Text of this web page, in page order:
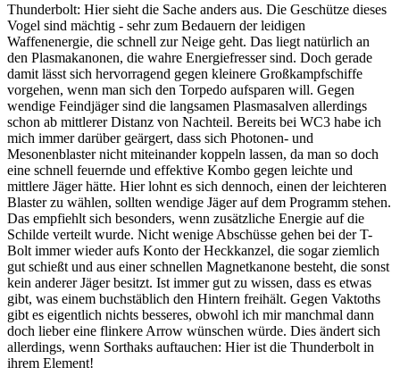
Thunderbolt: Hier sieht die Sache anders aus. Die Geschütze dieses
Vogel sind mächtig - sehr zum Bedauern der leidigen
Waffenenergie, die schnell zur Neige geht. Das liegt natürlich an
den Plasmakanonen, die wahre Energiefresser sind. Doch gerade
damit lässt sich hervorragend gegen kleinere Großkampfschiffe
vorgehen, wenn man sich den Torpedo aufsparen will. Gegen
wendige Feindjäger sind die langsamen Plasmasalven allerdings
schon ab mittlerer Distanz von Nachteil. Bereits bei WC3 habe ich
mich immer darüber geärgert, dass sich Photonen- und
Mesonenblaster nicht miteinander koppeln lassen, da man so doch
eine schnell feuernde und effektive Kombo gegen leichte und
mittlere Jäger hätte. Hier lohnt es sich dennoch, einen der leichteren
Blaster zu wählen, sollten wendige Jäger auf dem Programm stehen.
Das empfiehlt sich besonders, wenn zusätzliche Energie auf die
Schilde verteilt wurde. Nicht wenige Abschüsse gehen bei der T-
Bolt immer wieder aufs Konto der Heckkanzel, die sogar ziemlich
gut schießt und aus einer schnellen Magnetkanone besteht, die sonst
kein anderer Jäger besitzt. Ist immer gut zu wissen, dass es etwas
gibt, was einem buchstäblich den Hintern freihält. Gegen Vaktoths
gibt es eigentlich nichts besseres, obwohl ich mir manchmal dann
doch lieber eine flinkere Arrow wünschen würde. Dies ändert sich
allerdings, wenn Sorthaks auftauchen: Hier ist die Thunderbolt in
ihrem Element!